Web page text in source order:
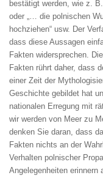
bestätigt werden, wie z.
oder „… die polnischen
hochziehen“ usw. Der
dass diese Aussagen
Fakten widersprechen.
Fakten rührt daher, dass
einer Zeit der
Geschichte gebildet hat
nationalen Erregung mit
wir werden von Meer zu
denken Sie daran, dass
Fakten nichts an der
Verhalten polnischer
Angelegenheiten erinnern